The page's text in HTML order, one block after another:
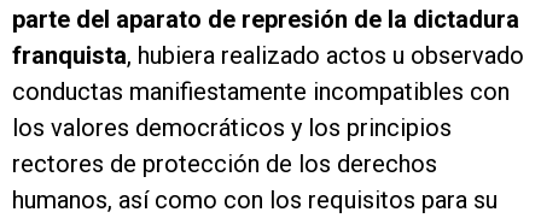
parte del aparato de represión de la dictadura
franquista, hubiera realizado actos u observado
conductas manifiestamente incompatibles con
los valores democráticos y los principios
rectores de protección de los derechos
humanos, así como con los requisitos para su